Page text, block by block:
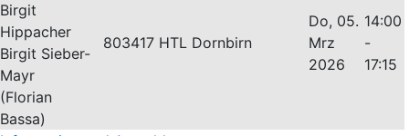
Birgit
Hippacher
Birgit Sieber-
Mayr
(Florian
Bassa)
803417 HTL Dornbirn
Do, 05.
Mrz
2026
14:00
-
17:15